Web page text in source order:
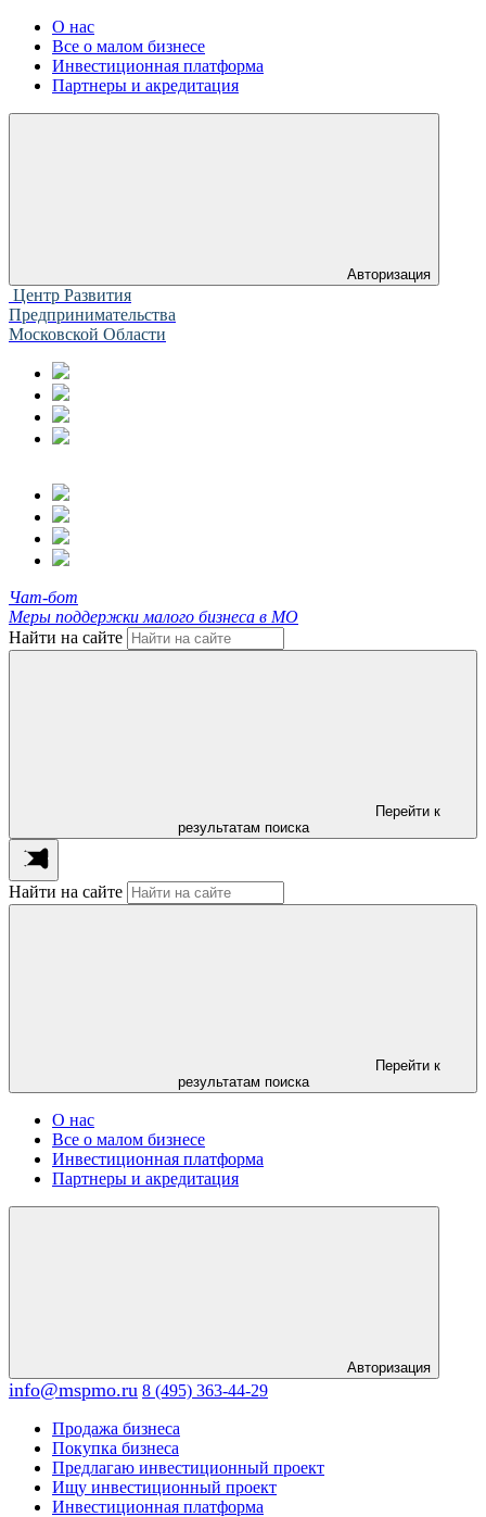
О нас
Все о малом бизнесе
Инвестиционная платформа
Партнеры и акредитация
Авторизация
Центр Развития
Предпринимательства
Московской Области
Чат-бот
Меры поддержки малого бизнеса в МО
Найти на сайте
Перейти к
результатам поиска
Найти на сайте
Перейти к
результатам поиска
О нас
Все о малом бизнесе
Инвестиционная платформа
Партнеры и акредитация
Авторизация
info@mspmo.ru 8 (495) 363-44-29
Продажа бизнеса
Покупка бизнеса
Предлагаю инвестиционный проект
Ищу инвестиционный проект
Инвестиционная платформа